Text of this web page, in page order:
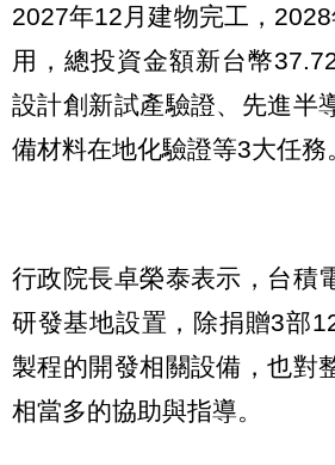
2027年12月建物完工，
用，總投資金額新台幣
設計創新試產驗證、先進半
備材料在地化驗證等3大任務
行政院長卓榮泰表示，台積
研發基地設置，除捐贈3部
製程的開發相關設備，也對
相當多的協助與指導。